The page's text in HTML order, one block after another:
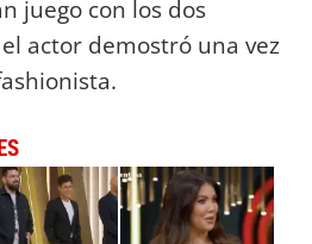
juego con los dos
actor demostró una vez